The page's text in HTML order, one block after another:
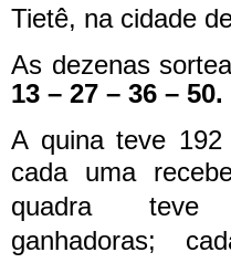
Tietê, na cidade
As dezenas
13 – 27 – 36 – 50.
A quina teve 192
cada uma
quadra teve
ganhadoras;